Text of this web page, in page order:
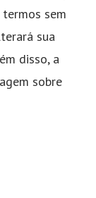
sem
sua
disso, a
sobre